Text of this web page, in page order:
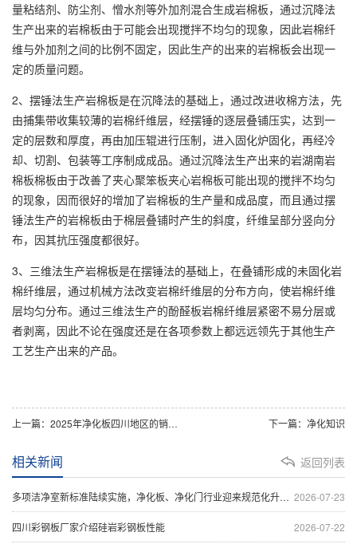
量粘结剂、防尘剂、憎水剂等外加剂混合生成岩棉板，通过沉降法
生产出来的岩棉板由于可能会出现搅拌不均匀的现象，因此岩棉纤
维与外加剂之间的比例不固定，因此生产的出来的岩棉板会出现一
定的质量问题。
2、摆锤法生产岩棉板是在沉降法的基础上，通过改进收棉方法，先
由捕集带收集较薄的岩棉纤维层，经摆锤的逐层叠铺压实，达到一
定的层数和厚度，再由加压辊进行压制，进入固化炉固化，再经冷
却、切割、包装等工序制成成品。通过沉降法生产出来的岩湖南岩
棉板棉板由于改善了夹心聚笨板夹心岩棉板可能出现的搅拌不均匀
的现象，因而很好的增加了岩棉板的生产量和成品度，而且通过摆
锤法生产的岩棉板由于棉层叠铺时产生的斜度，纤维呈部分竖向分
布，因其抗压强度都很好。
3、三维法生产岩棉板是在摆锤法的基础上，在叠铺形成的未固化岩
棉纤维层，通过机械方法改变岩棉纤维层的分布方向，使岩棉纤维
层均匀分布。通过三维法生产的酚醛板岩棉纤维层紧密不易分层或
者剥离，因此不论在强度还是在各项参数上都远远领先于其他生产
工艺生产出来的产品。
上一篇：2025年净化板四川地区的销售价格情况 下一篇：净化知识
返回列表
相关新闻
2026-07-23
多项洁净室新标准陆续实施，净化板、净化门行业迎来规范化升级浪潮
2026-07-22
四川彩钢板厂家介绍硅岩彩钢板性能